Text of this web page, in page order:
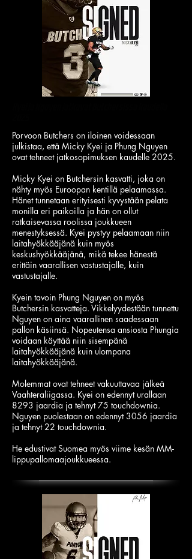
Porvoon Butchers on iloinen voidessaan
julkistaa, että Micky Kyei ja Phung Nguyen
ovat tehneet jatkosopimuksen kaudelle 2025.
Micky Kyei on Butchersin kasvatti, joka on
nähty myös Euroopan kentillä pelaamassa.
Hänet tunnetaan erityisesti kyvystään pelata
monilla eri paikoilla ja hän on ollut
ratkaisevassa roolissa joukkueen
menestyksessä. Kyei pystyy pelaamaan niin
laitahyökkääjänä kuin myös
keskushyökkääjänä, mikä tekee hänestä
erittäin vaarallisen vastustajalle, kuin
vastustajalle.
Kyein tavoin Phung Nguyen on myös
Butchersin kasvatteja. Vikkelyydestään tunnettu
Nguyen on aina vaarallinen saadessaan
pallon käsiinsä. Nopeutensa ansiosta Phungia
voidaan käyttää niin sisempänä
laitahyökkääjänä kuin ulompana
laitahyökkääjänä.
Molemmat ovat tehneet vakuuttavaa jälkeä
Vaahteraliigassa. Kyei on edennyt urallaan
8293 jaardia ja tehnyt 75 touchdownia.
Nguyen puolestaan on edennyt 3056 jaardia
ja tehnyt 22 touchdownia.
He edustivat Suomea myös viime kesän MM-
lippupallomaajoukkueessa.